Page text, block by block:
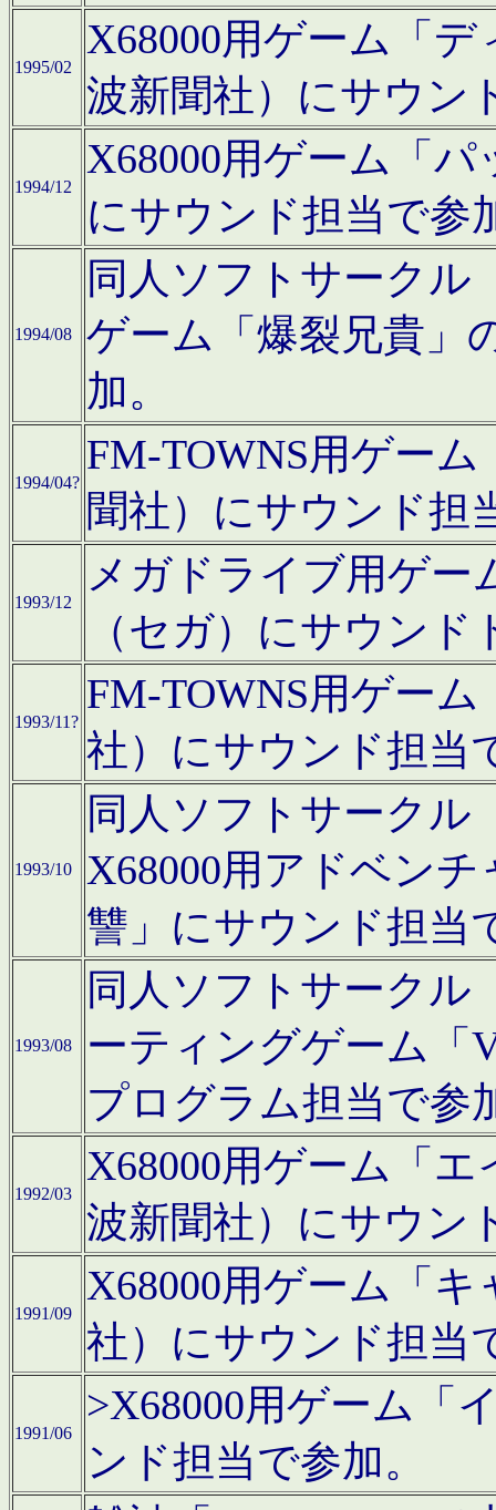
1995/02
X68000用ゲーム「
波新聞社）にサウン
1994/12
X68000用ゲーム「
にサウンド担当で参
1994/08
同人ソフトサークル
ゲーム「爆裂兄貴」
加。
1994/04?
FM-TOWNS用ゲー
聞社）にサウンド担
1993/12
メガドライブ用ゲー
（セガ）にサウン
1993/11?
FM-TOWNS用ゲー
社）にサウンド担当
1993/10
同人ソフトサークル
X68000用アドベン
讐」にサウンド担当
1993/08
同人ソフトサークル
ーティングゲーム「
プログラム担当で参
1992/03
X68000用ゲーム「
波新聞社）にサウン
1991/09
X68000用ゲーム「
社）にサウンド担当
1991/06
>X68000用ゲーム「
ンド担当で参加。